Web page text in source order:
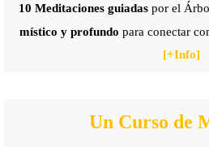
10 Meditaciones guiadas por el
místico y profundo para conectar
[+Info]
Un Curso de